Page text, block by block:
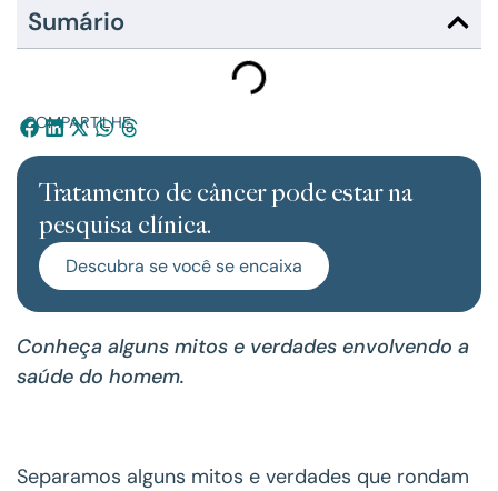
Sumário
COMPARTILHE:
Tratamento de câncer pode estar na
pesquisa clínica.
Descubra se você se encaixa
Conheça alguns mitos e verdades envolvendo a
saúde do homem.
Separamos alguns mitos e verdades que rondam